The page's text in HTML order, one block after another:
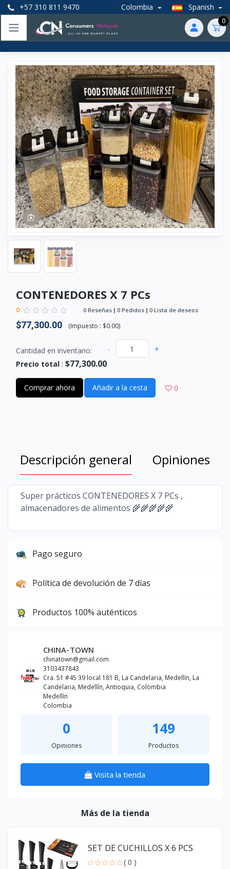
+57 310 811 9470 Colombia Spanish
0
CONTENEDORES X 7 PCs
0 0 Reseñas 0 Pedidos 0 Lista de deseos
$77,300.00 (Impuesto : $0.00)
Cantidad en inventario: - +
Precio total : $77,300.00
Comprar ahora Añadir a la cesta 0
Descripción general Opiniones
Super prácticos CONTENEDORES X 7 PCs ,
almacenadores de alimentos 🌾🌾🌾🌾🌾
Pago seguro
Política de devolución de 7 días
Productos 100% auténticos
CHINA-TOWN
chinatown@gmail.com
3103437843
Cra. 51 #45 39 local 181 B, La Candelaria, Medellín, La
Candelaria, Medellín, Antioquia, Colombia
Medellín
Colombia
0
Opiniones
149
Productos
Visita la tienda
Más de la tienda
SET DE CUCHILLOS X 6 PCS
( 0 )